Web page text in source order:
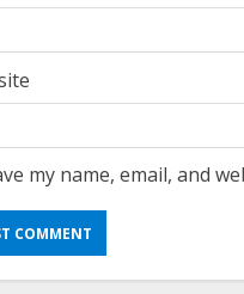
my name, email, and